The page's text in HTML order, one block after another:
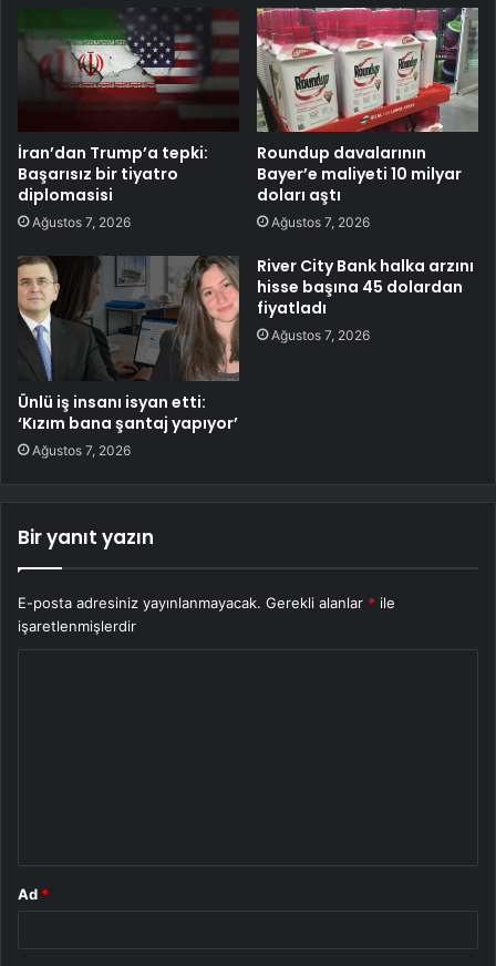
İran’dan Trump’a tepki:
Başarısız bir tiyatro
diplomasisi
Ağustos 7, 2026
Roundup davalarının
Bayer’e maliyeti 10 milyar
doları aştı
Ağustos 7, 2026
Ünlü iş insanı isyan etti:
‘Kızım bana şantaj yapıyor’
Ağustos 7, 2026
River City Bank halka arzını
hisse başına 45 dolardan
fiyatladı
Ağustos 7, 2026
Bir yanıt yazın
E-posta adresiniz yayınlanmayacak. Gerekli alanlar * ile
işaretlenmişlerdir
Ad *